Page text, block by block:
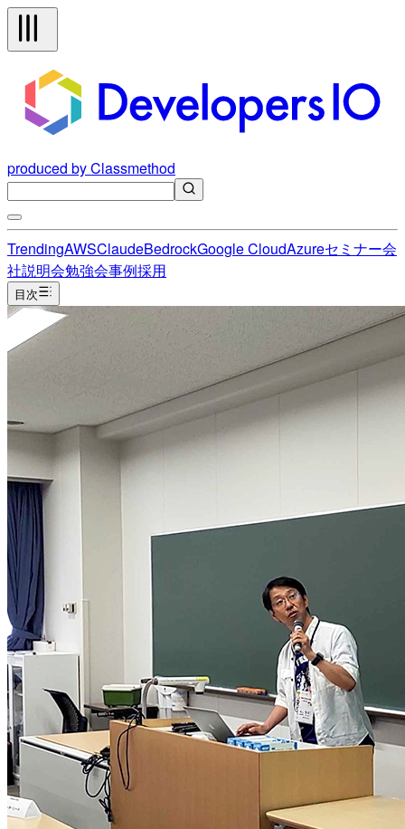
produced by Classmethod
TrendingAWSClaudeBedrockGoogle CloudAzureセミナー会
社説明会勉強会事例採用
目次